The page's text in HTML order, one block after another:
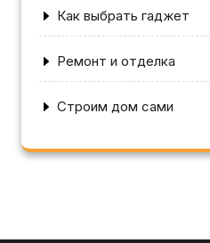
Как выбрать гаджет
Ремонт и отделка
Строим дом сами